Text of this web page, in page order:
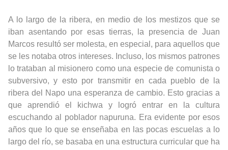
A lo largo de la ribera, en medio de los mestizos que se
iban asentando por esas tierras, la presencia de Juan
Marcos resultó ser molesta, en especial, para aquellos que
se les notaba otros intereses. Incluso, los mismos patrones
lo trataban al misionero como una especie de comunista o
subversivo, y esto por transmitir en cada pueblo de la
ribera del Napo una esperanza de cambio. Esto gracias a
que aprendió el kichwa y logró entrar en la cultura
escuchando al poblador napuruna. Era evidente por esos
años que lo que se enseñaba en las pocas escuelas a lo
largo del río, se basaba en una estructura curricular que ha